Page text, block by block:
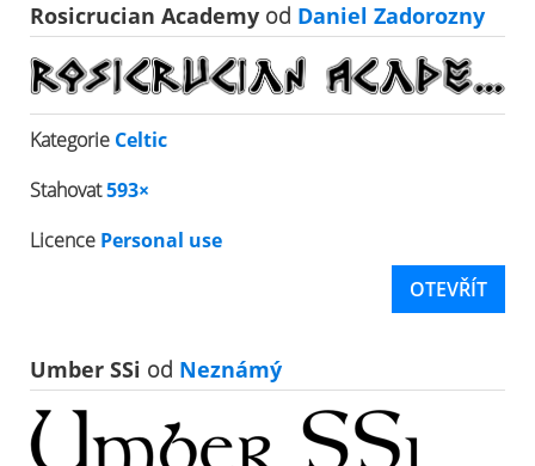
Rosicrucian Academy od Daniel Zadorozny
Kategorie Celtic
Stahovat593×
Licence Personal use
OTEVŘÍT
Umber SSi od Neznámý